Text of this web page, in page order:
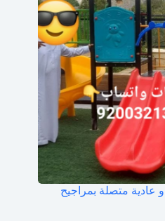
عادية متصلة بمراجيح